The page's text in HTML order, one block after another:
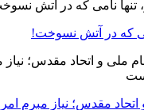
که در آتش نسوخت!
اتحاد مقدس؛ نیاز مبرم